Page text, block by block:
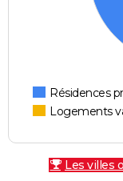
Résidences
Logements
Les villes